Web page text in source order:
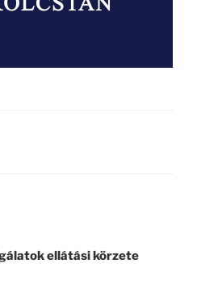
ellátási körzete